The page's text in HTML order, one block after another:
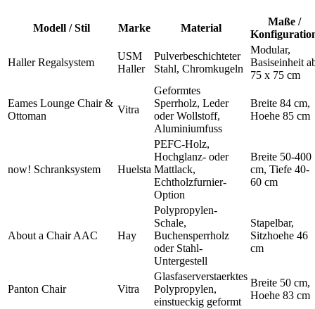
Modell / Stil Marke Material
Maße /
Haller Regalsystem
USM
Haller
Pulverbeschichteter
Stahl, Chromkugeln
Modular,
Basiseinheit
75 x 75 cm
Eames Lounge Chair &
Ottoman
Vitra
Geformtes
Sperrholz, Leder
oder Wollstoff,
Aluminiumfuss
Breite 84 cm,
Hoehe 85 cm
now! Schranksystem Huelsta
PEFC-Holz,
Hochglanz- oder
Mattlack,
Echtholzfurnier-
Option
Breite 50-400
cm, Tiefe 40-
60 cm
About a Chair AAC Hay
Polypropylen-
Schale,
Buchensperrholz
oder Stahl-
Untergestell
Stapelbar,
Sitzhoehe 46
cm
Panton Chair Vitra
Glasfaserverstaerktes
Polypropylen,
einstueckig geformt
Breite 50 cm,
Hoehe 83 cm